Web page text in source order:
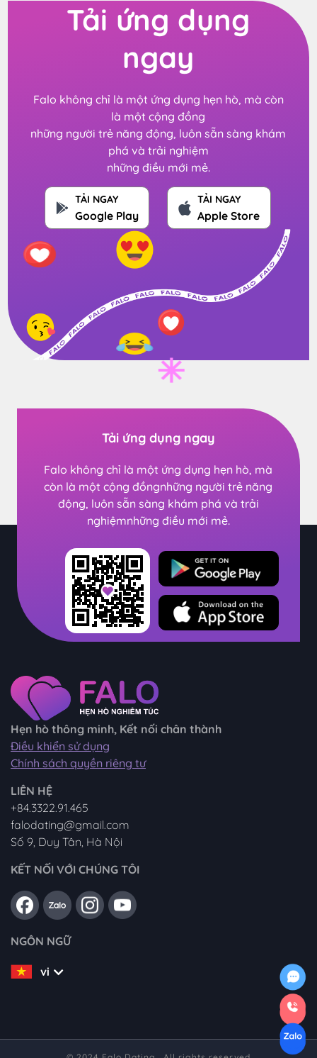
Tải ứng dụng
ngay
Falo không chỉ là một ứng dụng hẹn hò, mà còn
là một cộng đồng
những người trẻ năng động, luôn sẵn sàng khám
phá và trải nghiệm
những điều mới mẻ.
TẢI NGAY
Google Play
TẢI NGAY
Apple Store
Tải ứng dụng ngay
Falo không chỉ là một ứng dụng hẹn hò, mà
còn là một cộng đồngnhững người trẻ năng
động, luôn sẵn sàng khám phá và trải
nghiệmnhững điều mới mẻ.
Hẹn hò thông minh, Kết nối chân thành
Điều khiển sử dụng
Chính sách quyền riêng tư
LIÊN HỆ
+84.3322.91.465
falodating@gmail.com
Số 9, Duy Tân, Hà Nội
KẾT NỐI VỚI CHÚNG TÔI
NGÔN NGỮ
vi